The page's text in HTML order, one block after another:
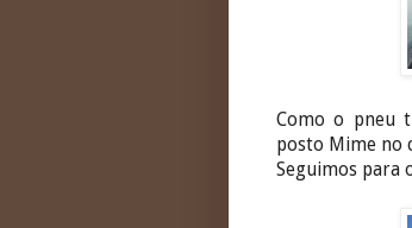
Como o pneu
posto Mime no
Seguimos para